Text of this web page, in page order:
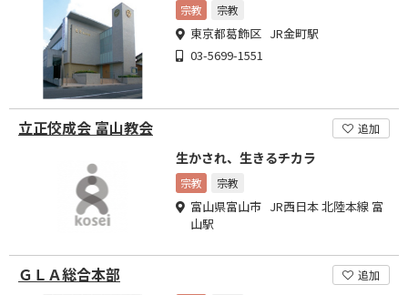
宗教
宗教
東京都葛飾区 JR金町駅
03-5699-1551
立正佼成会 富山教会 追加
生かされ、生きるチカラ
宗教 宗教
富山県富山市 JR西日本 北陸本線 富
山駅
ＧＬＡ総合本部
追加